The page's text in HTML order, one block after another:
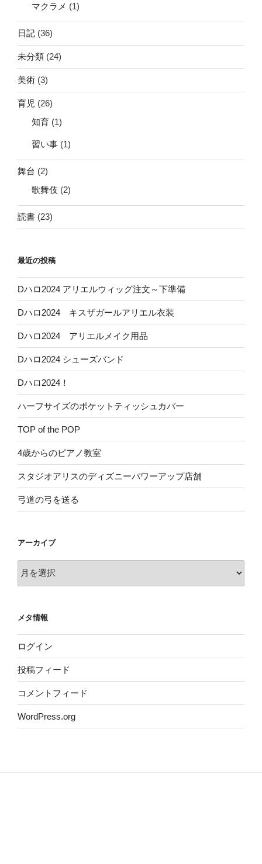
マクラメ (1)
日記 (36)
未分類 (24)
美術 (3)
育児 (26)
知育 (1)
習い事 (1)
舞台 (2)
歌舞伎 (2)
読書 (23)
最近の投稿
Dハロ2024 アリエルウィッグ注文～下準備
Dハロ2024 キスザガールアリエル衣装
Dハロ2024 アリエルメイク用品
Dハロ2024 シューズバンド
Dハロ2024！
ハーフサイズのポケットティッシュカバー
TOP of the POP
4歳からのピアノ教室
スタジオアリスのディズニーパワーアップ店舗
弓道の弓を送る
アーカイブ
ー
ブ
メタ情報
ログイン
投稿フィード
コメントフィード
WordPress.org